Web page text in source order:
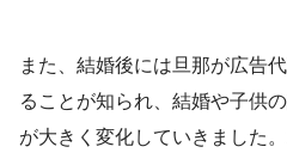
また、結婚後には旦那が広告
ることが知られ、結婚や子供
が大きく変化していきました